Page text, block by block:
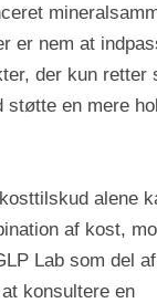
er nem at
der kun retter
støtte en mere
alene
af kost,
Lab som del
konsultere en